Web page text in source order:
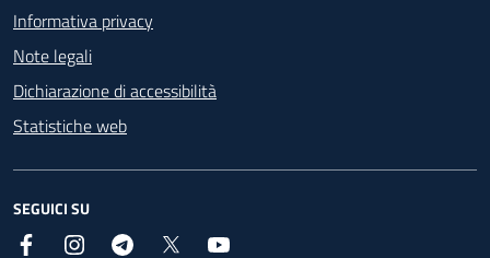
Informativa privacy
Note legali
Dichiarazione di accessibilità
Statistiche web
SEGUICI SU
Facebook InstagramTelegram